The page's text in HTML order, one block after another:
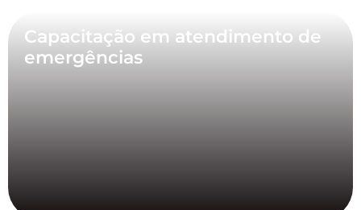
Capacitação em atendimento de
emergências